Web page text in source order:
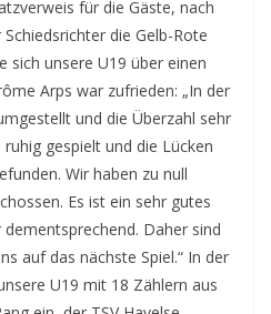
für die Gäste, nach
die Gelb-Rote
sich unsere U19 über einen
Arps war zufrieden: „In der
und die Überzahl sehr
gespielt und die Lücken
Wir haben zu null
Es ist ein sehr gutes
Daher sind
auf das nächste Spiel.“ In der
U19 mit 18 Zählern aus